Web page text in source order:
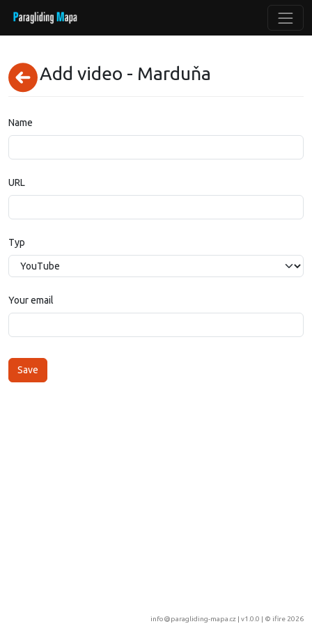
Add video - Marduňa
Name
URL
Typ
Your email
info@paragliding-mapa.cz | v1.0.0 | © ifire 2026